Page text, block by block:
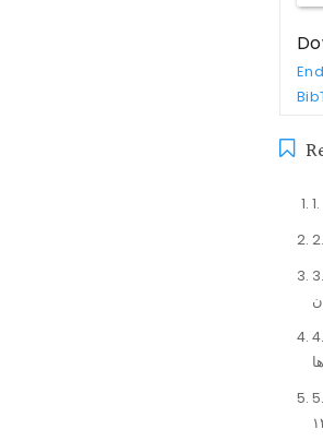
3. بهرامیان، رضا. (۱۳۷۶). ((بررسی رابطه‌ی اشتغال مادران با سازګاری اجتماعی و عملګرد تحصیلی فرزندان آن‌ها در مقطع
4. بې ریا، ناصر او ملګري. (۱۳۷۵). روانشناسی رشد ۲، بانګرش به منابع اسلامی. تهران: سازمان مطالعه و تدوین کتب علوم
5. حسین نژاد، محمد او عبدالله زاده، حکمت الله. (۱۳۹۳). ((بررسی نقش سبک فرزند پروری والدین در اجتماعی شدن